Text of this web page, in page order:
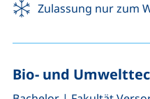
Zulassung nur zum
Bio- und